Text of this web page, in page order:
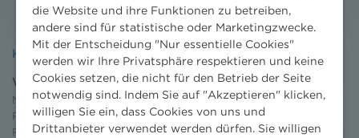
Kontakt
Wien
Niederhuber & Partner
Rechtsanwälte GmbH
Reisnerstraße 53, 1030 Wien
die Website und ihre Funktionen zu betreiben,
andere sind für statistische oder Marketingzwecke.
Mit der Entscheidung "Nur essentielle Cookies"
werden wir Ihre Privatsphäre respektieren und keine
Cookies setzen, die nicht für den Betrieb der Seite
notwendig sind. Indem Sie auf "Akzeptieren" klicken,
willigen Sie ein, dass Cookies von uns und
Drittanbieter verwendet werden dürfen. Sie willigen